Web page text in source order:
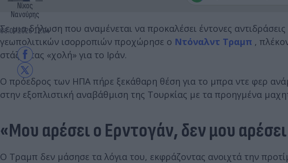
Νίκος
Νανούρης
08.07.2026 12:04
Σε μια δήλωση που αναμένεται να προκαλέσει έντονες
γεωπολιτικών ισορροπιών προχώρησε ο Ντόναλντ Τραμπ ,
στάζοντας «χολή» για το Ιράν.
Ο πρόεδρος των ΗΠΑ πήρε ξεκάθαρη θέση για το μπρα ντε φερ
στην εξοπλιστική αναβάθμιση της Τουρκίας με τα προηγμένα
«Μου αρέσει ο Ερντογάν, δεν μου
Ο Τραμπ δεν μάσησε τα λόγια του, εκφράζοντας ανοιχτά την